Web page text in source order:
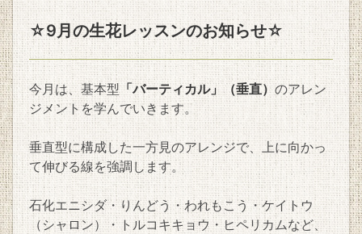
☆9月の生花レッスンのお知らせ☆
今月は、基本型「バーティカル」（垂直）のアレン
ジメントを学んでいきます。
垂直型に構成した一方見のアレンジで、上に向かっ
て伸びる線を強調します。
石化エニシダ・りんどう・われもこう・ケイトウ
（シャロン）・トルコキキョウ・ヒペリカムなど、